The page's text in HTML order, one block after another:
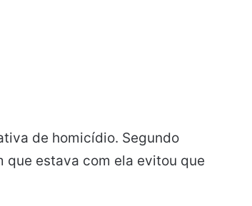
de homicídio. Segundo
que estava com ela evitou que